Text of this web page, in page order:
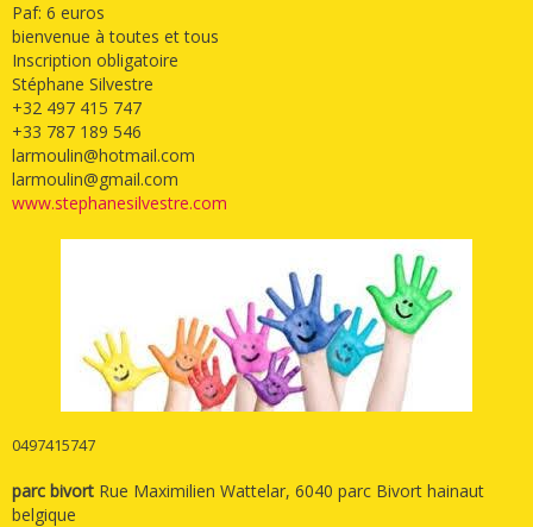
Paf: 6 euros
bienvenue à toutes et tous
Inscription obligatoire
Stéphane Silvestre
+32 497 415 747
+33 787 189 546
larmoulin@hotmail.com
larmoulin@gmail.com
www.stephanesilvestre.com
0497415747
parc bivort Rue Maximilien Wattelar, 6040 parc Bivort hainaut
belgique